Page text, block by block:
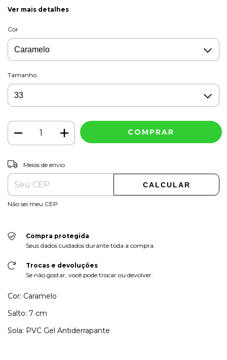
Ver mais detalhes
Cor
Tamanho
Entregas para o CEP:
Meios de envio
CALCULAR
Não sei meu CEP
Compra protegida
Seus dados cuidados durante toda a compra.
Trocas e devoluções
Se não gostar, você pode trocar ou devolver.
Cor: Caramelo
Salto: 7 cm
Sola: PVC Gel Antiderrapante